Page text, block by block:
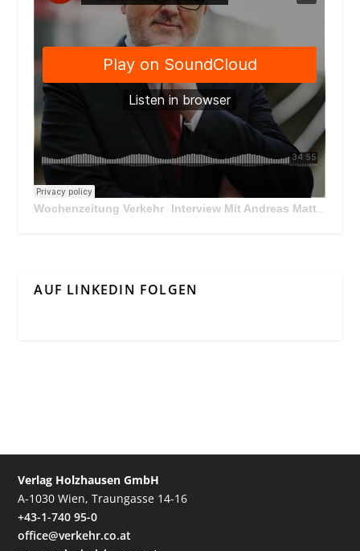
Wochenzeitung Verkehr · Interview Mit Andreas Matthä, CEO der ÖBB Holding
AUF LINKEDIN FOLGEN
Verlag Holzhausen GmbH
A-1030 Wien, Traungasse 14-16
+43-1-740 95-0
office@verkehr.co.at